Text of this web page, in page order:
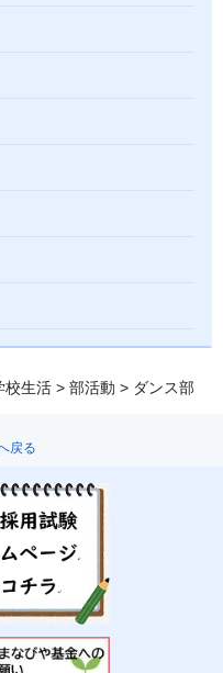
校生活 > 部活動 > ダンス部
戻る